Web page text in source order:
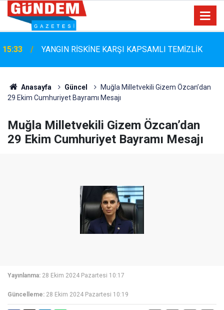
15:06
Marmaris Belediyespor'da Altyapıya Güçlü Takviye:
Mustafa Çolakoğlu ile Sözleşme İmzalandı
Anasayfa Güncel
Muğla Milletvekili Gizem Özcan’dan
29 Ekim Cumhuriyet Bayramı Mesajı
Muğla Milletvekili Gizem Özcan’dan
29 Ekim Cumhuriyet Bayramı Mesajı
Yayınlanma: 28 Ekim 2024 Pazartesi 10:17
Güncelleme: 28 Ekim 2024 Pazartesi 10:19